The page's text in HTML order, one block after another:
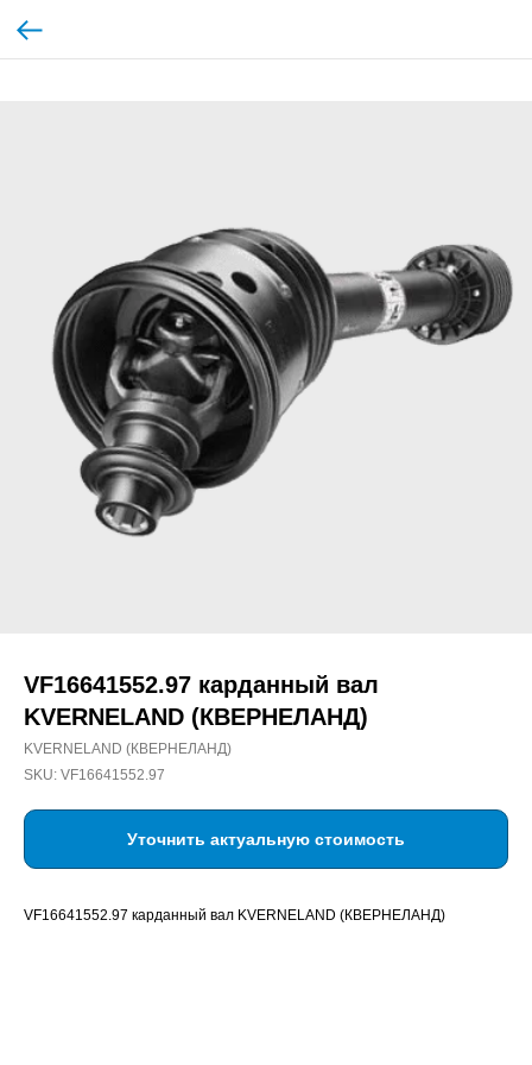
VF16641552.97 карданный вал
KVERNELAND (КВЕРНЕЛАНД)
KVERNELAND (КВЕРНЕЛАНД)
SKU: VF16641552.97
Уточнить актуальную стоимость
VF16641552.97 карданный вал KVERNELAND (КВЕРНЕЛАНД)